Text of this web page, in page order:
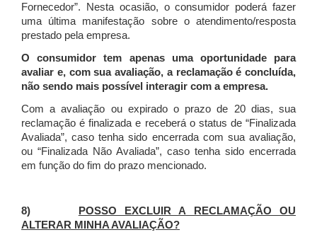
Fornecedor”. Nesta ocasião, o consumidor poderá fazer
uma última manifestação sobre o atendimento/resposta
prestado pela empresa.
O consumidor tem apenas uma oportunidade para
avaliar e, com sua avaliação, a reclamação é concluída,
não sendo mais possível interagir com a empresa.
Com a avaliação ou expirado o prazo de 20 dias, sua
reclamação é finalizada e receberá o status de “Finalizada
Avaliada”, caso tenha sido encerrada com sua avaliação,
ou “Finalizada Não Avaliada”, caso tenha sido encerrada
em função do fim do prazo mencionado.
8)
POSSO EXCLUIR A RECLAMAÇÃO OU
ALTERAR MINHA AVALIAÇÃO?